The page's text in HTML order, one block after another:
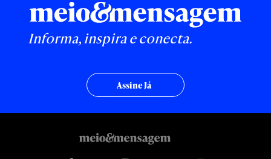
Informa, inspira e conecta.
Assine Já